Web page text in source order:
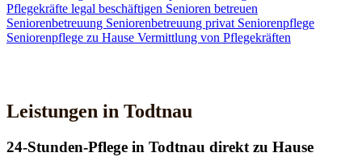
Pflegekräfte legal beschäftigen Senioren betreuen
Seniorenbetreuung Seniorenbetreuung privat Seniorenpflege
Seniorenpflege zu Hause Vermittlung von Pflegekräften
Leistungen in Todtnau
24-Stunden-Pflege in Todtnau direkt zu Hause